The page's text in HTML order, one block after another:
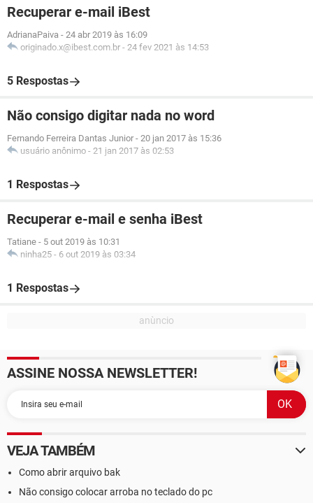
Recuperar e-mail iBest
AdrianaPaiva - 24 abr 2019 às 16:09
originado.x@ibest.com.br - 24 fev 2021 às 14:53
5 Respostas
Não consigo digitar nada no word
Fernando Ferreira Dantas Junior - 20 jan 2017 às 15:36
usuário anônimo - 21 jan 2017 às 02:53
1 Respostas
Recuperar e-mail e senha iBest
Tatiane - 5 out 2019 às 10:31
ninha25 - 6 out 2019 às 03:34
1 Respostas
ASSINE NOSSA NEWSLETTER!
VEJA TAMBÉM
Como abrir arquivo bak
Não consigo colocar arroba no teclado do pc